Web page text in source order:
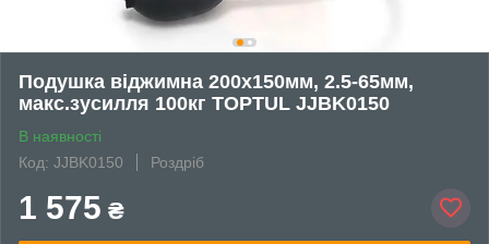
Подушка віджимна 200x150мм, 2.5-65мм,
макс.зусилля 100кг TOPTUL JJBK0150
В наявності
Код: JJBK0150
Роздріб
1 575 ₴